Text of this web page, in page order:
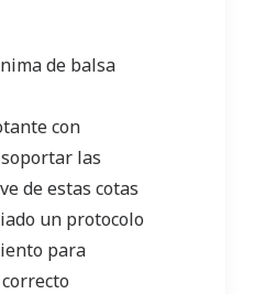
de balsa
con
las
de estas cotas
un protocolo
para